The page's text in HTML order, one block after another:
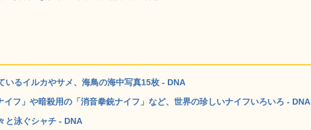
いるイルカやサメ、海鳥の海中写真15枚 - DNA
イフ」や暗殺用の「消音拳銃ナイフ」など、世界の珍しいナイフいろいろ - DNA
と泳ぐシャチ - DNA